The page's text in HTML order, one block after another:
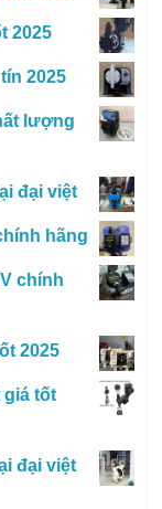
2025
2025
lượng
đại việt
hãng
chính
2025
giá tốt
đại việt